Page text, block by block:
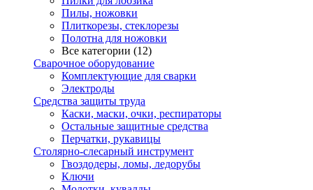
Пилы, ножовки
Плиткорезы, стеклорезы
Полотна для ножовки
Все категории (12)
Сварочное оборудование
Комплектующие для сварки
Электроды
Средства защиты труда
Каски, маски, очки, респираторы
Остальные защитные средства
Перчатки, рукавицы
Столярно-слесарный инструмент
Гвоздодеры, ломы, ледорубы
Ключи